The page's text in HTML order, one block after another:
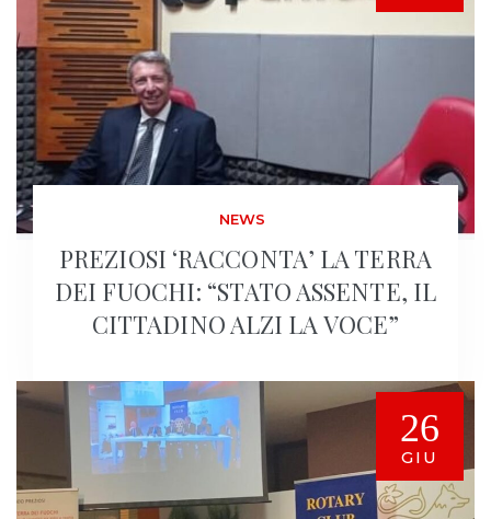
NEWS
PREZIOSI ‘RACCONTA’ LA TERRA
DEI FUOCHI: “STATO ASSENTE, IL
CITTADINO ALZI LA VOCE”
26
GIU